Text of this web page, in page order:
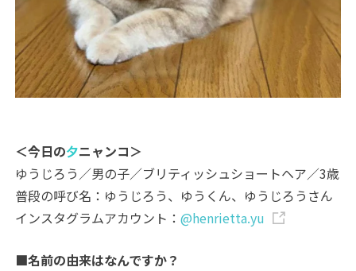
＜今日の夕ニャンコ＞
ゆうじろう／男の子／ブリティッシュショートヘア／3歳
普段の呼び名：ゆうじろう、ゆうくん、ゆうじろうさん
インスタグラムアカウント：@henrietta.yu
■名前の由来はなんですか？